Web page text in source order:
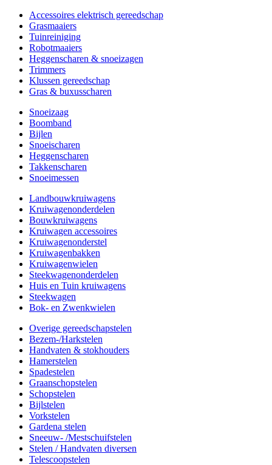
Accessoires elektrisch gereedschap
Grasmaaiers
Tuinreiniging
Robotmaaiers
Heggenscharen & snoeizagen
Trimmers
Klussen gereedschap
Gras & buxusscharen
Snoeizaag
Boomband
Bijlen
Snoeischaren
Heggenscharen
Takkenscharen
Snoeimessen
Landbouwkruiwagens
Kruiwagenonderdelen
Bouwkruiwagens
Kruiwagen accessoires
Kruiwagenonderstel
Kruiwagenbakken
Kruiwagenwielen
Steekwagenonderdelen
Huis en Tuin kruiwagens
Steekwagen
Bok- en Zwenkwielen
Overige gereedschapstelen
Bezem-/Harkstelen
Handvaten & stokhouders
Hamerstelen
Spadestelen
Graanschopstelen
Schopstelen
Bijlstelen
Vorkstelen
Gardena stelen
Sneeuw- /Mestschuifstelen
Stelen / Handvaten diversen
Telescoopstelen